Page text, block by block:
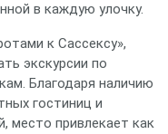
в каждую улочку.
к Сассексу»,
экскурсии по
Благодаря наличию
гостиниц и
место привлекает как